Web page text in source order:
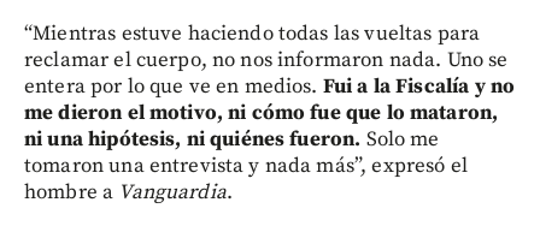
“Mientras estuve haciendo todas las vueltas para
reclamar el cuerpo, no nos informaron nada. Uno se
entera por lo que ve en medios. Fui a la Fiscalía y no
me dieron el motivo, ni cómo fue que lo mataron,
ni una hipótesis, ni quiénes fueron. Solo me
tomaron una entrevista y nada más”, expresó el
hombre a Vanguardia.